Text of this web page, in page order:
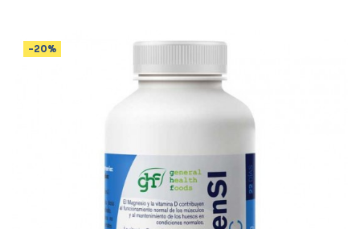
-20%